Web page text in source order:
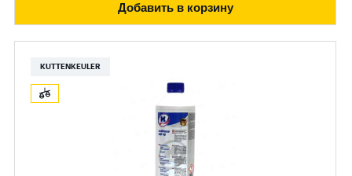
Добавить в корзину
KUTTENKEULER